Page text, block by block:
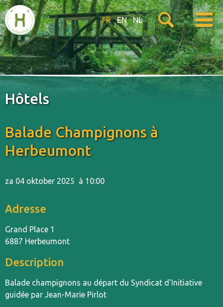
FR EN NL
Hôtels
Balade Champignons à
Herbeumont
za 04 oktober 2025 à 10:00
Adresse
Grand Place 1
6887 Herbeumont
Description
Balade champignons au départ du Syndicat d'Initiative
guidée par Jean-Marie Pirlot